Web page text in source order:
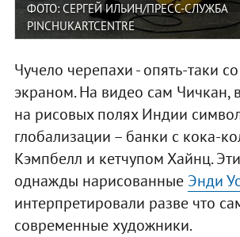
ФОТО: СЕРГЕЙ ИЛЬИН/ПРЕСС-СЛУЖБА
PINCHUKARTCENTRE
Чучело черепахи - опять-таки
экраном. На видео сам
на рисовых полях Индии
глобализации – банки с кока-
Кэмпбелл и кетчупом Хайнц.
однажды нарисованные Энди
интерпретировали разве что
современные художники.